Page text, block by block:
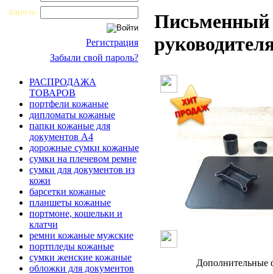
пароль
Регистрация
Забыли свой пароль?
РАСПРОДАЖА
ТОВАРОВ
портфели кожаные
дипломаты кожаные
папки кожаные для
документов А4
дорожные сумки кожаные
сумки на плечевом ремне
сумки для документов из
кожи
барсетки кожаные
планшеты кожаные
портмоне, кошельки и
клатчи
ремни кожаные мужские
портпледы кожаные
сумки женские кожаные
обложки для документов
Письменный
Дополнительные